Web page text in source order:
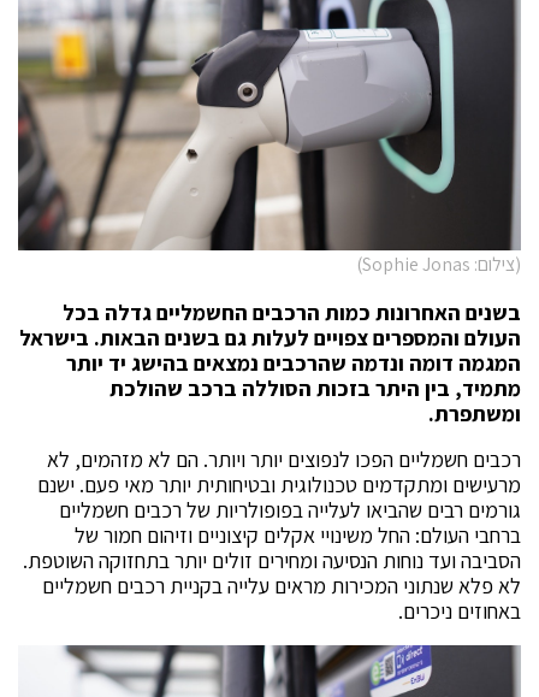
(צילום: Sophie Jonas)
בשנים האחרונות כמות הרכבים החשמליים גדלה בכל
העולם והמספרים צפויים לעלות גם בשנים הבאות. בישראל
המגמה דומה ונדמה שהרכבים נמצאים בהישג יד יותר
מתמיד, בין היתר בזכות הסוללה ברכב שהולכת
ומשתפרת.
רכבים חשמליים הפכו לנפוצים יותר ויותר. הם לא מזהמים, לא
מרעישים ומתקדמים טכנולוגית ובטיחותית יותר מאי פעם. ישנם
גורמים רבים שהביאו לעלייה בפופולריות של רכבים חשמליים
ברחבי העולם: החל משינויי אקלים קיצוניים וזיהום חמור של
הסביבה ועד נוחות הנסיעה ומחירים זולים יותר בתחזוקה השוטפת.
לא פלא שנתוני המכירות מראים עלייה בקניית רכבים חשמליים
באחוזים ניכרים.